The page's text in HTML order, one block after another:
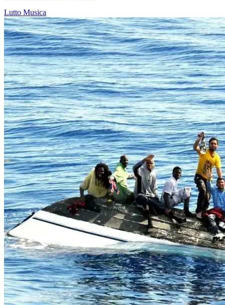
Lutto Musica